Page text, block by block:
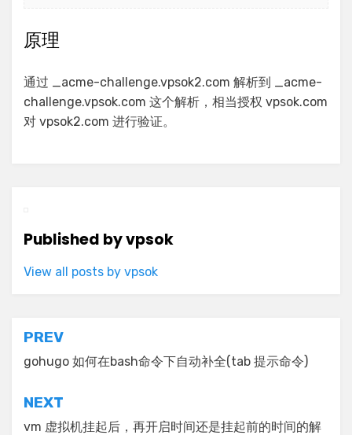
原理
通过 _acme-challenge.vpsok2.com 解析到 _acme-
challenge.vpsok.com 这个解析，相当授权 vpsok.com
对 vpsok2.com 进行验证。
Published byvpsok
View all posts by vpsok
文
章
导
航
PREV
gohugo 如何在bash命令下自动补全(tab 提示命令)
NEXT
vm 虚拟机挂起后，再开启时间还是挂起前的时间的解